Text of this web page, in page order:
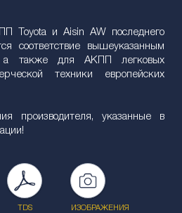
Toyota и Aisin AW последнего
соответствие вышеуказанным
а также для АКПП легковых
техники европейских
производителя, указанные в
TDS ИЗОБРАЖЕНИЯ